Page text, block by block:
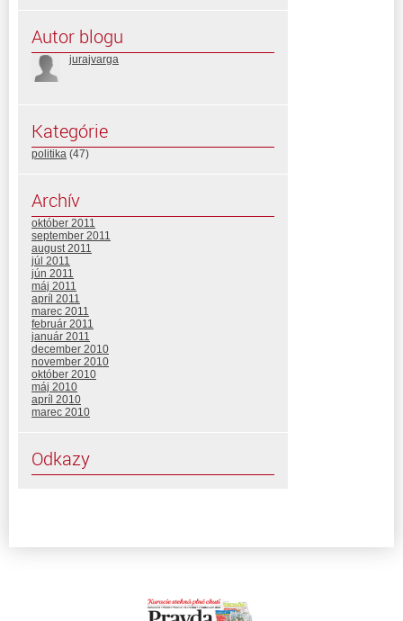
Autor blogu
jurajvarga
Kategórie
politika (47)
Archív
október 2011
september 2011
august 2011
júl 2011
jún 2011
máj 2011
apríl 2011
marec 2011
február 2011
január 2011
december 2010
november 2010
október 2010
máj 2010
apríl 2010
marec 2010
Odkazy